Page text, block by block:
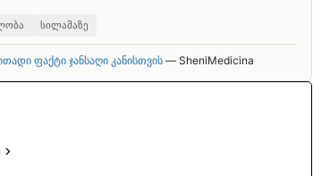
სილამაზე
ფაქტი ჯანსაღი კანისთვის— SheniMedicina